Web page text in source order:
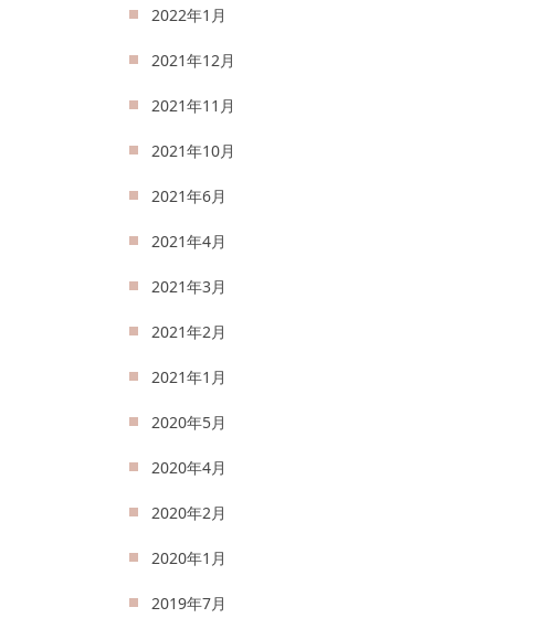
2022年1月
2021年12月
2021年11月
2021年10月
2021年6月
2021年4月
2021年3月
2021年2月
2021年1月
2020年5月
2020年4月
2020年2月
2020年1月
2019年7月